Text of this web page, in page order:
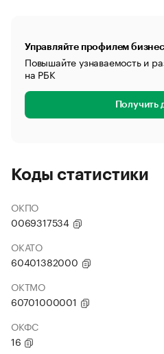
Управляйте профилем
Повышайте узнаваемость и
на РБК
Получить
Коды статистики
ОКПО
0069317534
ОКАТО
60401382000
ОКТМО
60701000001
ОКФС
16